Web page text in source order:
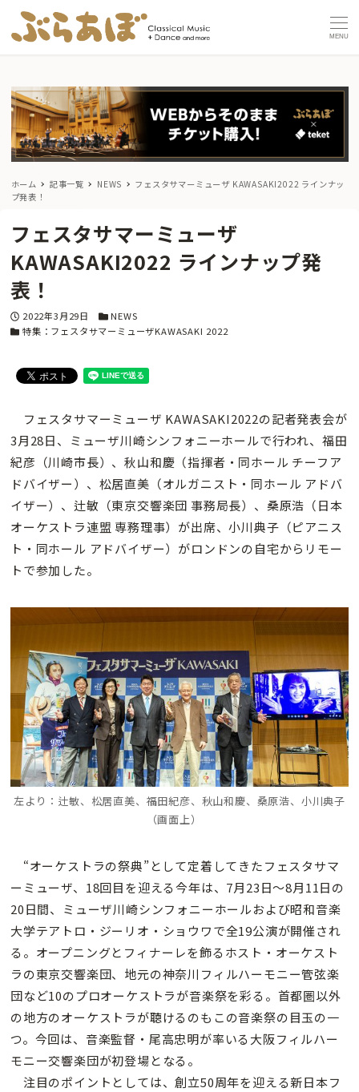
MENU
ホーム 記事一覧 NEWS
フェスタサマーミューザ KAWASAKI2022 ラインナッ
プ発表！
フェスタサマーミューザ
KAWASAKI2022 ラインナップ発
表！
投稿日
2022年3月29日 カテゴリー
NEWS
カテゴリー
特集：フェスタサマーミューザKAWASAKI 2022
フェスタサマーミューザ KAWASAKI2022の記者発表会が
3月28日、ミューザ川崎シンフォニーホールで行われ、福田
紀彦（川崎市長）、秋山和慶（指揮者・同ホール チーフア
ドバイザー）、松居直美（オルガニスト・同ホール アドバ
イザー）、辻敏（東京交響楽団 事務局長）、桑原浩（日本
オーケストラ連盟 専務理事）が出席、小川典子（ピアニス
ト・同ホール アドバイザー）がロンドンの自宅からリモー
トで参加した。
左より：辻敏、松居直美、福田紀彦、秋山和慶、桑原浩、小川典子
（画面上）
“オーケストラの祭典”として定着してきたフェスタサマ
ーミューザ、18回目を迎える今年は、7月23日〜8月11日の
20日間、ミューザ川崎シンフォニーホールおよび昭和音楽
大学テアトロ・ジーリオ・ショウワで全19公演が開催され
る。オープニングとフィナーレを飾るホスト・オーケスト
ラの東京交響楽団、地元の神奈川フィルハーモニー管弦楽
団など10のプロオーケストラが音楽祭を彩る。首都圏以外
の地方のオーケストラが聴けるのもこの音楽祭の目玉の一
つ。今回は、音楽監督・尾高忠明が率いる大阪フィルハー
モニー交響楽団が初登場となる。
注目のポイントとしては、創立50周年を迎える新日本フ